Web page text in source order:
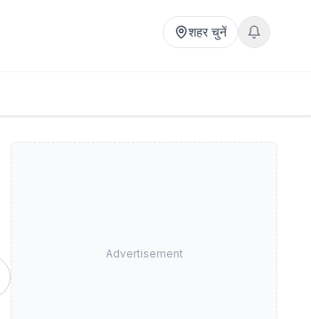
शहर चुनें
Advertisement